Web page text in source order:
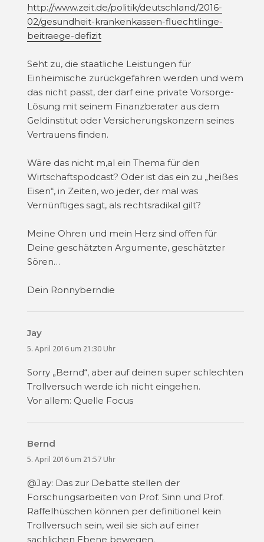
http://www.zeit.de/politik/deutschland/2016-
02/gesundheit-krankenkassen-fluechtlinge-
beitraege-defizit
Seht zu, die staatliche Leistungen für
Einheimische zurückgefahren werden und wem
das nicht passt, der darf eine private Vorsorge-
Lösung mit seinem Finanzberater aus dem
Geldinstitut oder Versicherungskonzern seines
Vertrauens finden.
Wäre das nicht m,al ein Thema für den
Wirtschaftspodcast? Oder ist das ein zu „heißes
Eisen“, in Zeiten, wo jeder, der mal was
Vernünftiges sagt, als rechtsradikal gilt?
Meine Ohren und mein Herz sind offen für
Deine geschätzten Argumente, geschätzter
Sören…
Dein Ronnyberndie
Jay
5. April 2016 um 21:30 Uhr
Sorry „Bernd“, aber auf deinen super schlechten
Trollversuch werde ich nicht eingehen.
Vor allem: Quelle Focus
Bernd
5. April 2016 um 21:57 Uhr
@Jay: Das zur Debatte stellen der
Forschungsarbeiten von Prof. Sinn und Prof.
Raffelhüschen können per definitionel kein
Trollversuch sein, weil sie sich auf einer
sachlichen Ebene bewegen.